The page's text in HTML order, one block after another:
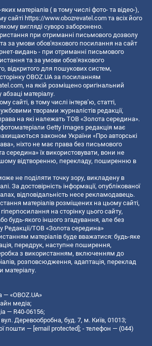
матеріалів ( в тому числі фото- та відео-),
сайті https://www.obozrevatel.com та всіх його
вигляді суворо заборонено.
при отриманні письмового дозволу
за умови обов'язкового посилання на сайт
видань - при отриманні письмового
та за умови обов'язкового
відкритого для пошукових систем,
OBOZ.UA за посиланням
, на якій розміщено оригінальний
матеріалу.
сайті, в тому числі інтерв’ю, статті,
творами журналістів редакції,
на які належать ТОВ «Золота середина».
фотоматеріали Getty Images редакція має
законом України «Про авторські
ніхто не має права без письмового
середина» їх використовувати, вони не
відтворенню, перекладу, поширенню в
не поділяти точку зору, викладену в
За достовірність інформації, опублікованої
відповідальність несе рекламодавець.
матеріалів розміщених на цьому сайті,
на сторінку цього сайту,
будь-якого іншого згадування, але без
Редакції/ТОВ «Золота середина»
матеріалів буде вважатися: будь-яке
передрук, наступне поширення,
з використанням, включенням до
розповсюдження, адаптація, переклад
матеріалу.
«OBOZ.UA»
медіа;
— R40-06156;
Деревообробна, буд. 7, м. Київ, 01013;
пошти — [email protected]; - телефон — (044)